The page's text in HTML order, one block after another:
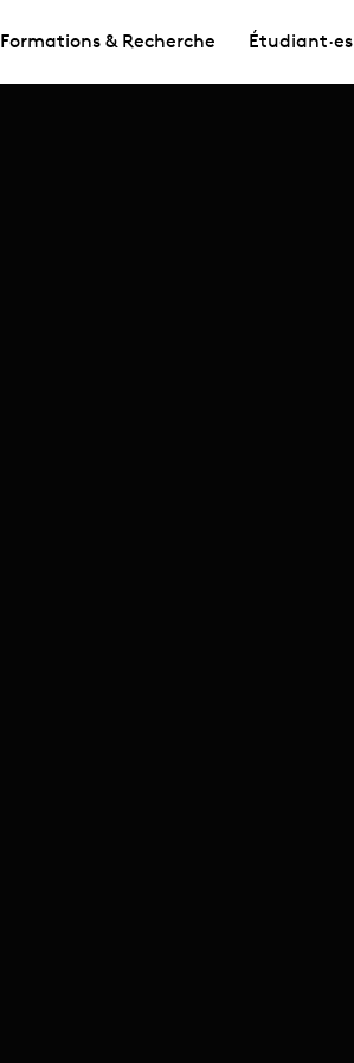
Formations & Recherche Étudiant·es